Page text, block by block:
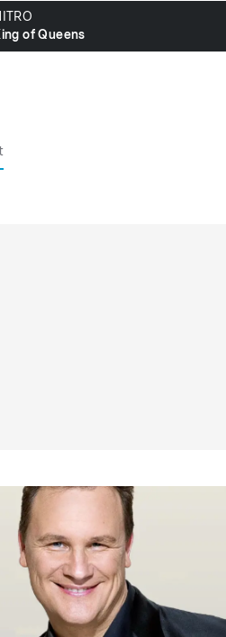
of Queens